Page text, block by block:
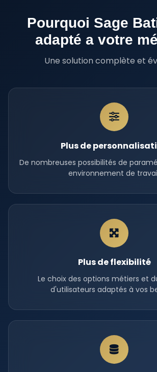
Pourquoi Sage
adapté a votre
Une solution complète et
Plus de
De nombreuses possibilités de
environnement de
Plus de flexibilité
Le choix des options métiers et
d'utilisateurs adaptés à vos